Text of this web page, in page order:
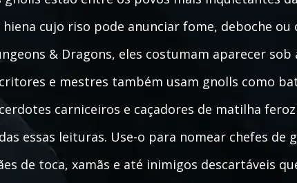
hiena cujo riso pode anunciar fome, deboche ou
& Dragons, eles costumam aparecer sob
e mestres também usam gnolls como
carniceiros e caçadores de matilha
essas leituras. Use-o para nomear chefes de
de toca, xamãs e até inimigos descartáveis